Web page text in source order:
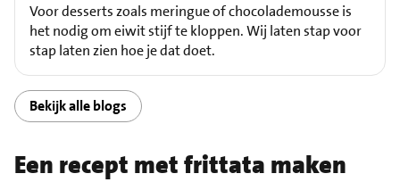
Voor desserts zoals meringue of chocolademousse is
het nodig om eiwit stijf te kloppen. Wij laten stap voor
stap laten zien hoe je dat doet.
Bekijk alle blogs
Een recept met frittata maken